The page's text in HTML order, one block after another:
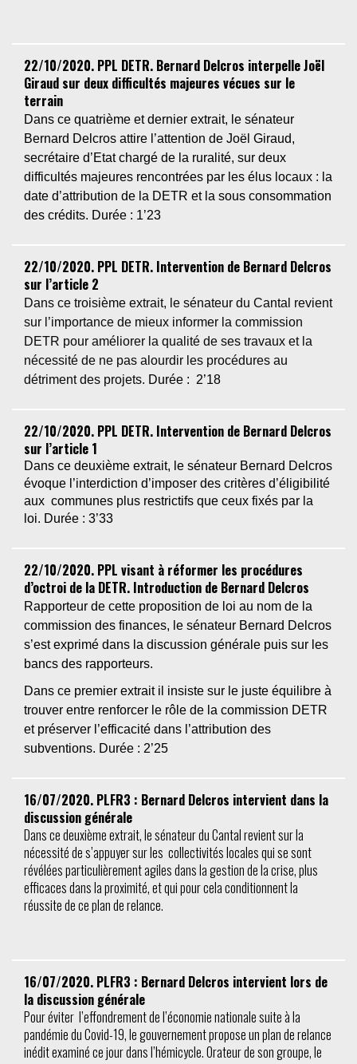
22/10/2020. PPL DETR. Bernard Delcros interpelle Joël
Giraud sur deux difficultés majeures vécues sur le
terrain
Dans ce quatrième et dernier extrait, le sénateur
Bernard Delcros attire l’attention de Joël Giraud,
secrétaire d’Etat chargé de la ruralité, sur deux
difficultés majeures rencontrées par les élus locaux : la
date d’attribution de la DETR et la sous consommation
des crédits. Durée : 1’23
22/10/2020. PPL DETR. Intervention de Bernard Delcros
sur l’article 2
Dans ce troisième extrait, le sénateur du Cantal revient
sur l’importance de mieux informer la commission
DETR pour améliorer la qualité de ses travaux et la
nécessité de ne pas alourdir les procédures au
détriment des projets. Durée : 2’18
22/10/2020. PPL DETR. Intervention de Bernard Delcros
sur l’article 1
Dans ce deuxième extrait, le sénateur Bernard Delcros
évoque l’interdiction d’imposer des critères d’éligibilité
aux communes plus restrictifs que ceux fixés par la
loi. Durée : 3’33
22/10/2020. PPL visant à réformer les procédures
d’octroi de la DETR. Introduction de Bernard Delcros
Rapporteur de cette proposition de loi au nom de la
commission des finances, le sénateur Bernard Delcros
s’est exprimé dans la discussion générale puis sur les
bancs des rapporteurs.
Dans ce premier extraitil insiste sur le juste équilibre à
trouver entre renforcer le rôle de la commission DETR
et préserver l’efficacité dans l’attribution des
subventions. Durée : 2’25
16/07/2020. PLFR3 : Bernard Delcros intervient dans la
discussion générale
Dans ce deuxième extrait, le sénateur du Cantal revient sur la
nécessité de s’appuyer sur les collectivités locales qui se sont
révélées particulièrement agiles dans la gestion de la crise, plus
efficaces dans la proximité, et qui pour cela conditionnent la
réussite de ce plan de relance.
16/07/2020. PLFR3 : Bernard Delcros intervient lors de
la discussion générale
Pour éviter l’effondrement de l’économie nationale suite à la
pandémie du Covid-19, le gouvernement propose un plan de relance
inédit examiné ce jour dans l’hémicycle. Orateur de son groupe, le